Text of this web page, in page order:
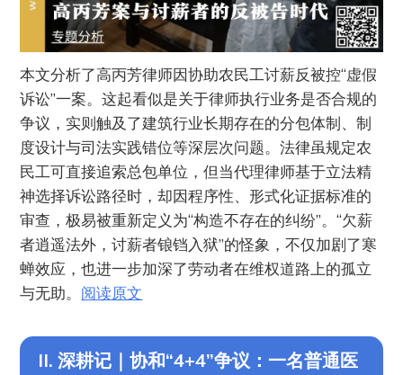
本文分析了高丙芳律师因协助农民工讨薪反被控“虚假
诉讼”一案。这起看似是关于律师执行业务是否合规的
争议，实则触及了建筑行业长期存在的分包体制、制
度设计与司法实践错位等深层次问题。法律虽规定农
民工可直接追索总包单位，但当代理律师基于立法精
神选择诉讼路径时，却因程序性、形式化证据标准的
审查，极易被重新定义为“构造不存在的纠纷”。“欠薪
者逍遥法外，讨薪者锒铛入狱”的怪象，不仅加剧了寒
蝉效应，也进一步加深了劳动者在维权道路上的孤立
与无助。 阅读原文
II. 深耕记｜协和“4+4”争议：一名普通医